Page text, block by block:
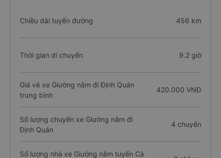
Chiều dài tuyến đường 456 km
Thời gian di chuyển 9.2 giờ
Giá vé xe Giường nằm đi Định Quán
trung bình
420.000 VNĐ
Số lượng chuyến xe Giường nằm đi
Định Quán
4 chuyến
Số lượng nhà xe Giường nằm tuyến Cà